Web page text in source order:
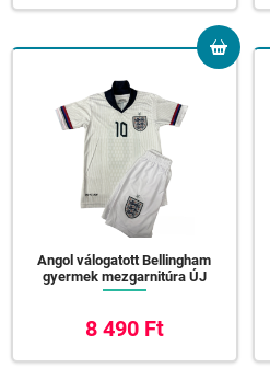
Angol válogatott Bellingham
gyermek mezgarnitúra ÚJ
8 490 Ft